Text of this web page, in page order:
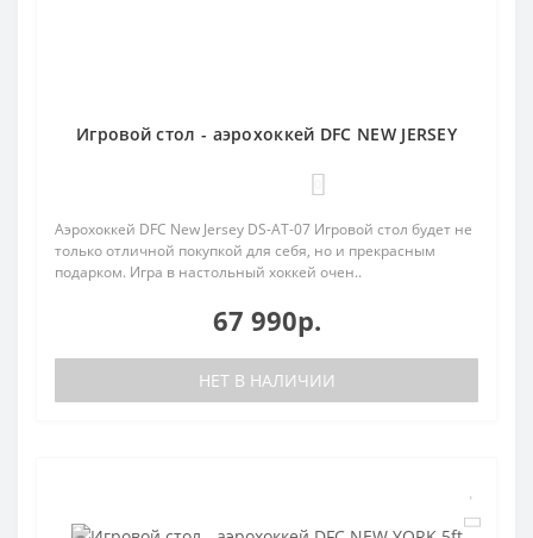
Игровой стол - аэрохоккей DFC NEW JERSEY
Аэрохоккей DFC New Jersey DS-AT-07 Игровой стол будет не
только отличной покупкой для себя, но и прекрасным
подарком. Игра в настольный хоккей очен..
67 990р.
НЕТ В НАЛИЧИИ